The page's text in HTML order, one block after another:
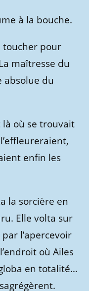
à la bouche.
toucher pour
maîtresse du
absolue du
là où se trouvait
enfin les
la sorcière en
Elle volta sur
l’apercevoir
où Ailes
en totalité…